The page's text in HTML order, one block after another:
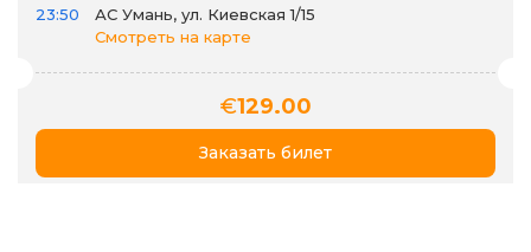
23:50
АС Умань, ул. Киевская 1/15
Смотреть на карте
€129.00
Заказать билет